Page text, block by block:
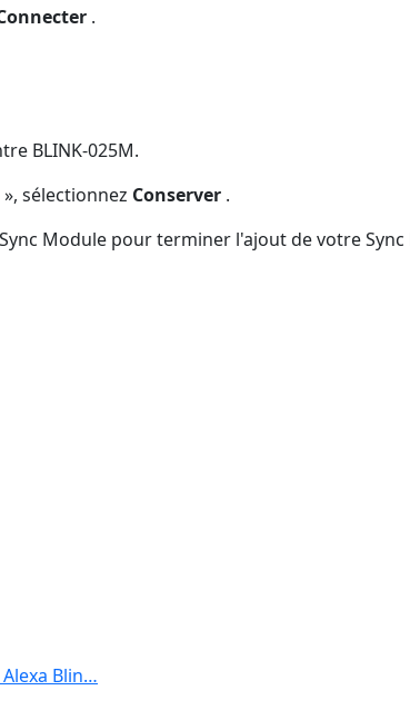
.
BLINK-025M.
sélectionnez Conserver .
Module pour terminer l'ajout de votre Sync
Blin…